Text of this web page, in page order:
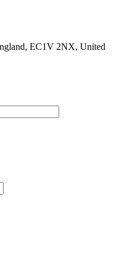
EC1V 2NX, United